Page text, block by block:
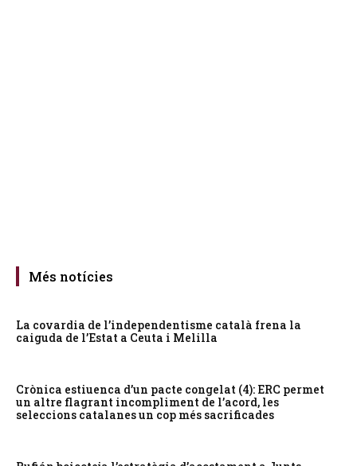
Més notícies
La covardia de l’independentisme català frena la
caiguda de l’Estat a Ceuta i Melilla
Crònica estiuenca d’un pacte congelat (4): ERC permet
un altre flagrant incompliment de l’acord, les
seleccions catalanes un cop més sacrificades